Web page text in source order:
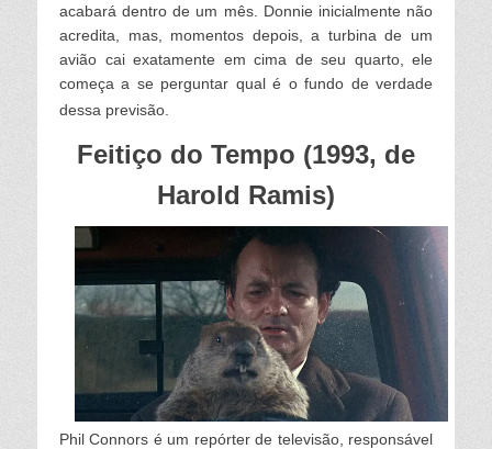
acabará dentro de um mês. Donnie inicialmente não
acredita, mas, momentos depois, a turbina de um
avião cai exatamente em cima de seu quarto, ele
começa a se perguntar qual é o fundo de verdade
dessa previsão.
Feitiço do Tempo (1993, de
Harold Ramis)
Phil Connors é um repórter de televisão, responsável